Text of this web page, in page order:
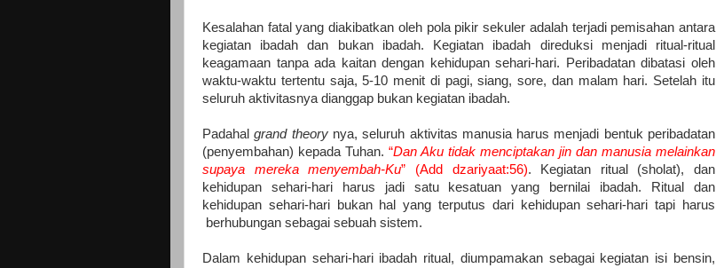
Kesalahan fatal yang diakibatkan oleh pola pikir sekuler adalah terjadi pemisahan antara
kegiatan ibadah dan bukan ibadah. Kegiatan ibadah direduksi menjadi ritual-ritual
keagamaan tanpa ada kaitan dengan kehidupan sehari-hari. Peribadatan dibatasi oleh
waktu-waktu tertentu saja, 5-10 menit di pagi, siang, sore, dan malam hari. Setelah itu
seluruh aktivitasnya dianggap bukan kegiatan ibadah.
Padahalgrand theory nya, seluruh aktivitas manusia harus menjadi bentuk peribadatan
(penyembahan) kepada Tuhan. “Dan Aku tidak menciptakan jin dan manusia melainkan
supaya mereka menyembah-Ku” (Add dzariyaat:56). Kegiatan ritual (sholat), dan
kehidupan sehari-hari harus jadi satu kesatuan yang bernilai ibadah. Ritual dan
kehidupan sehari-hari bukan hal yang terputus dari kehidupan sehari-hari tapi harus
berhubungan sebagai sebuah sistem.
Dalam kehidupan sehari-hari ibadah ritual, diumpamakan sebagai kegiatan isi bensin,